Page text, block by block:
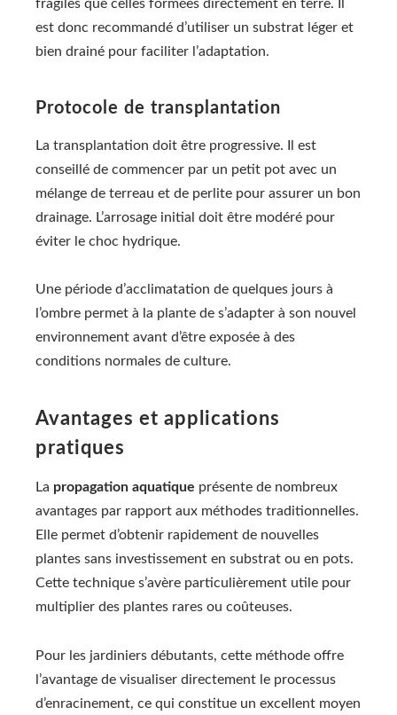
fragiles que celles formées directement en terre. Il
est donc recommandé d’utiliser un substrat léger et
bien drainé pour faciliter l’adaptation.
Protocole de transplantation
La transplantation doit être progressive. Il est
conseillé de commencer par un petit pot avec un
mélange de terreau et de perlite pour assurer un bon
drainage. L’arrosage initial doit être modéré pour
éviter le choc hydrique.
Une période d’acclimatation de quelques jours à
l’ombre permet à la plante de s’adapter à son nouvel
environnement avant d’être exposée à des
conditions normales de culture.
Avantages et applications
pratiques
La propagation aquatique présente de nombreux
avantages par rapport aux méthodes traditionnelles.
Elle permet d’obtenir rapidement de nouvelles
plantes sans investissement en substrat ou en pots.
Cette technique s’avère particulièrement utile pour
multiplier des plantes rares ou coûteuses.
Pour les jardiniers débutants, cette méthode offre
l’avantage de visualiser directement le processus
d’enracinement, ce qui constitue un excellent moyen